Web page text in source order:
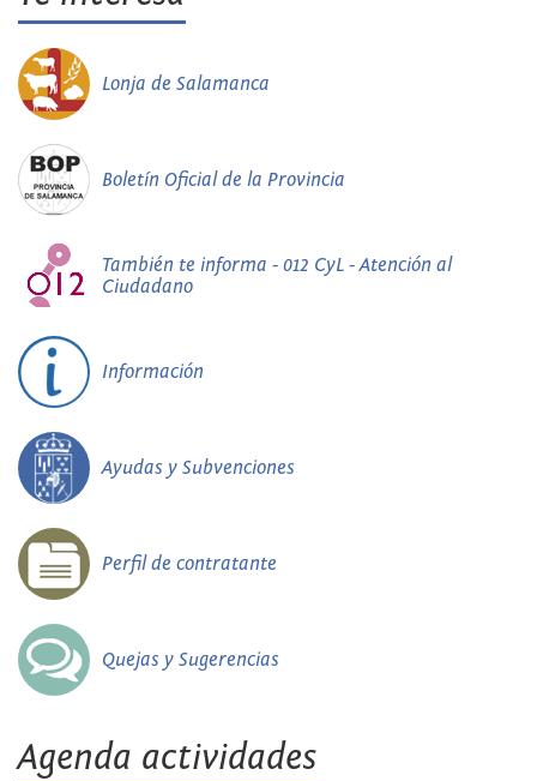
Lonja de Salamanca
Boletín Oficial de la Provincia
También te informa - 012 CyL - Atención al
Ciudadano
Información
Ayudas y Subvenciones
Perfil de contratante
Quejas y Sugerencias
Agenda actividades